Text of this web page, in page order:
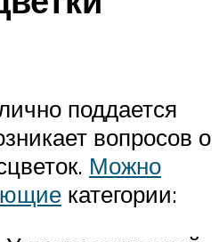
поддается
вопросов о
Можно
категории: